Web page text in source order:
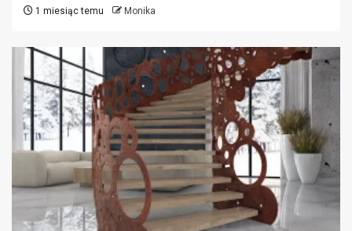
1 miesiąc temu Monika